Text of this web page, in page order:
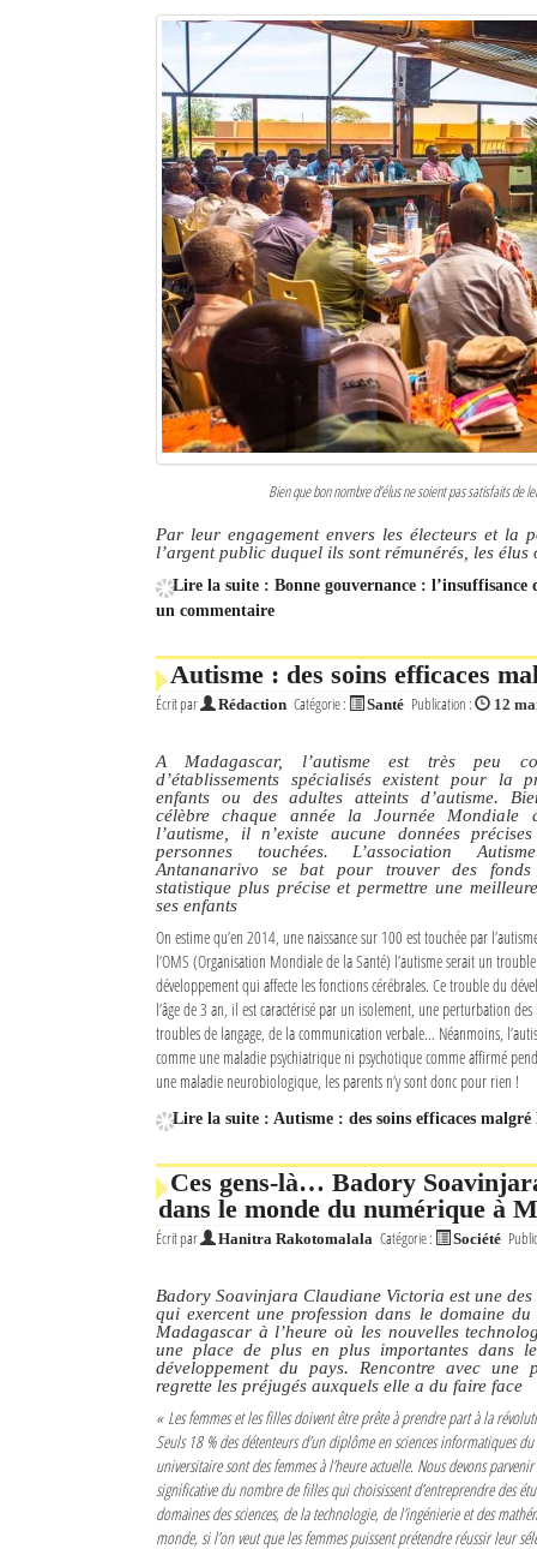
Bien que bon nombre d’élus ne soient pas satisfaits
Par leur engagement envers les électeurs et la
l’argent public duquel ils sont rémunérés, les
Lire la suite : Bonne gouvernance :
un commentaire
Autisme : des soins efficaces
Écrit par Rédaction Catégorie : Santé Publication : 12
A Madagascar, l’autisme est très peu
d’établissements spécialisés existent pour la
enfants ou des adultes atteints d’autisme.
célèbre chaque année la Journée Mondiale
l’autisme, il n’existe aucune données
personnes touchées. L’association
Antananarivo se bat pour trouver des
statistique plus précise et permettre une
ses enfants
On estime qu’en 2014, une naissance sur 100 est touchée par
l’OMS (Organisation Mondiale de la Santé) l’autisme serait un
développement qui affecte les fonctions cérébrales. Ce trouble du
l’âge de 3 an, il est caractérisé par un isolement, une perturbation
troubles de langage, de la communication verbale… Néanmoins,
comme une maladie psychiatrique ni psychotique comme affirmé
une maladie neurobiologique, les parents n’y sont donc pour rien !
Lire la suite : Autisme : des soins efficaces malgré
Ces gens-là… Badory
dans le monde du numérique à
Écrit par Hanitra Rakotomalala Catégorie : Société
Badory Soavinjara Claudiane Victoria est une des
qui exercent une profession dans le domaine
Madagascar à l’heure où les nouvelles
une place de plus en plus importantes dans
développement du pays. Rencontre avec une
regrette les préjugés auxquels elle a du faire face
« Les femmes et les filles doivent être prête à prendre part à la
Seuls 18 % des détenteurs d’un diplôme en sciences informatiques
universitaire sont des femmes à l’heure actuelle. Nous devons
significative du nombre de filles qui choisissent d’entreprendre des
domaines des sciences, de la technologie, de l’ingénierie et des
monde, si l’on veut que les femmes puissent prétendre réussir leur